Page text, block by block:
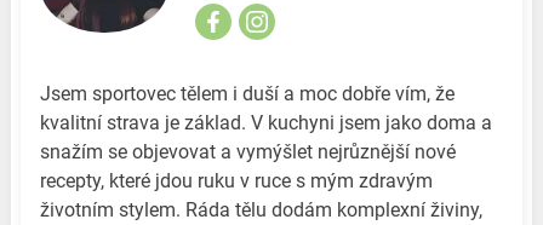
Jsem sportovec tělem i duší a moc dobře vím, že
kvalitní strava je základ. V kuchyni jsem jako doma a
snažím se objevovat a vymýšlet nejrůznější nové
recepty, které jdou ruku v ruce s mým zdravým
životním stylem. Ráda tělu dodám komplexní živiny,